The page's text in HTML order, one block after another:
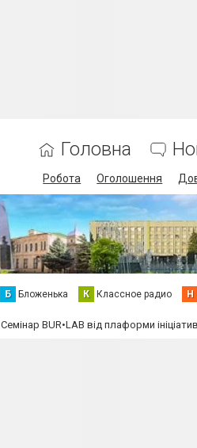
Головна
Робота Оголошення
Б Бложенька К Классное радио Н
Семінар BUR•LAB від плаформи